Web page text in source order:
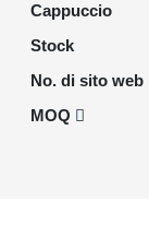
Cappuccio
Stock
No. di sito web
MOQ